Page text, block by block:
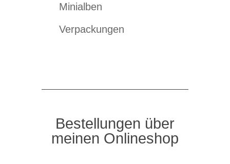
Minialben
Verpackungen
Bestellungen über
meinen Onlineshop